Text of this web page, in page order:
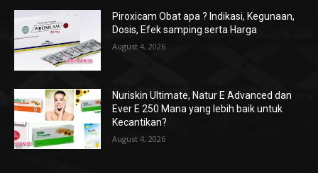
Piroxicam Obat apa ? Indikasi, Kegunaan,
Dosis, Efek samping serta Harga
August 4, 2026
Nuriskin Ultimate, Natur E Advanced dan
Ever E 250 Mana yang lebih baik untuk
Kecantikan?
August 4, 2026